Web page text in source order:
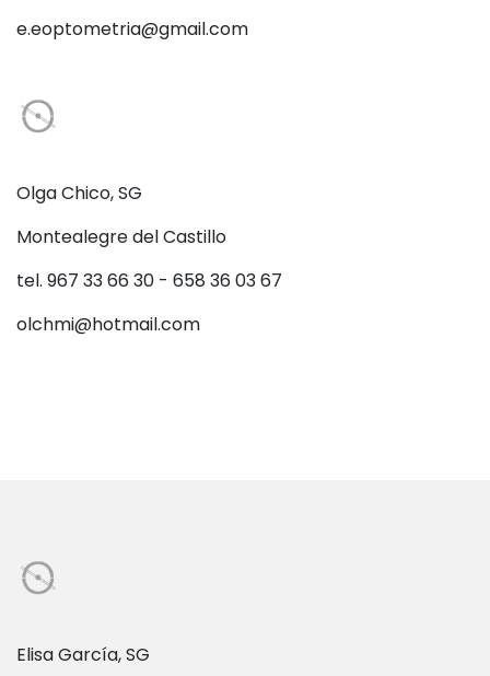
e.eoptometria@gmail.com
Olga Chico, SG
Montealegre del Castillo
tel. 967 33 66 30 - 658 36 03 67
olchmi@hotmail.com
Elisa García, SG